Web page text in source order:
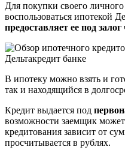
Для покупки своего
воспользоваться ипотекой
предоставляет ее под
В ипотеку можно взять и
так и находящийся в
Кредит выдается под
возможности заемщик
кредитования зависит от
просчитывается в рублях.